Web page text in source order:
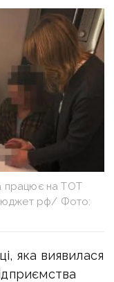
працює на ТОТ
рф/ Фото:
яка виявилася